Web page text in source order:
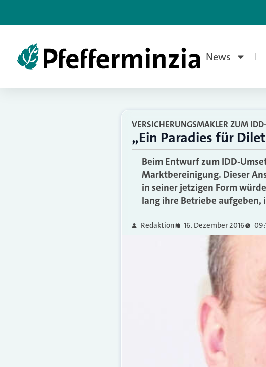
News
VERSICHERUNGSMAKLER ZUM
„Ein Paradies für
Beim Entwurf zum IDD-
Marktbereinigung. Dieser
in seiner jetzigen Form
lang ihre Betriebe aufgeben,
Redaktion 16. Dezember 2016